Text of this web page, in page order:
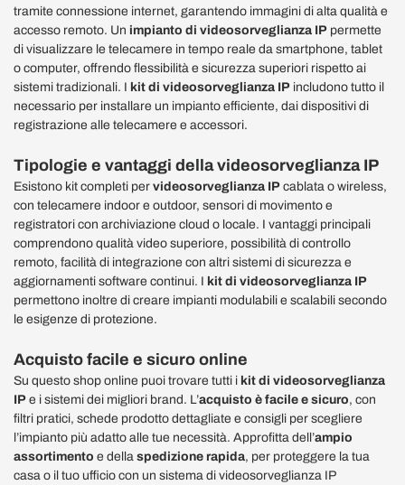
tramite connessione internet, garantendo immagini di alta qualità e
accesso remoto. Un impianto di videosorveglianza IP permette
di visualizzare le telecamere in tempo reale da smartphone, tablet
o computer, offrendo flessibilità e sicurezza superiori rispetto ai
sistemi tradizionali. I kit di videosorveglianza IP includono tutto il
necessario per installare un impianto efficiente, dai dispositivi di
registrazione alle telecamere e accessori.
Tipologie e vantaggi della videosorveglianza IP
Esistono kit completi per videosorveglianza IP cablata o wireless,
con telecamere indoor e outdoor, sensori di movimento e
registratori con archiviazione cloud o locale. I vantaggi principali
comprendono qualità video superiore, possibilità di controllo
remoto, facilità di integrazione con altri sistemi di sicurezza e
aggiornamenti software continui. I kit di videosorveglianza IP
permettono inoltre di creare impianti modulabili e scalabili secondo
le esigenze di protezione.
Acquisto facile e sicuro online
Su questo shop online puoi trovare tutti i kit di videosorveglianza
IP e i sistemi dei migliori brand. L’acquisto è facile e sicuro, con
filtri pratici, schede prodotto dettagliate e consigli per scegliere
l’impianto più adatto alle tue necessità. Approfitta dell’ampio
assortimento e della spedizione rapida, per proteggere la tua
casa o il tuo ufficio con un sistema di videosorveglianza IP